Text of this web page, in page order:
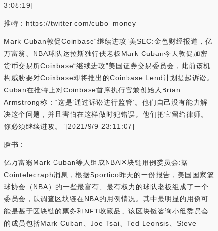
3:08:19]
推特：https://twitter.com/cubo_money
Mark Cuban敦促Coinbase“继续进攻”美SEC:金色财经报道，亿
万富翁、NBA球队达拉斯独行侠老板Mark Cuban今天敦促加密
货币交易所Coinbase“继续进攻”美国证券交易委员会，此前该机
构威胁要对Coinbase即将推出的Coinbase Lend计划提起诉讼。
Cuban在推特上对Coinbase首席执行官兼创始人Brian
Armstrong称：“这是’通过诉讼进行监管’。他们自己没有能力解
决这个问题，并且害怕在这样做时犯错误。他们把它留给律师。
你必须继续进攻。”[2021/9/9 23:11:07]
脸书：
亿万富翁Mark Cuban等人组成NBA区块链用例委员会:据
Cointelegraph消息，根据Sportico昨天的一份报告，美国国家篮
球协会（NBA）的一些最富有、最有权力的球队老板组成了一个
委员会，以调查区块链在NBA的用例情况。其中最明显的用例可
能是基于区块链的票务和NFT收藏品。该区块链咨询小组委员会
的成员包括Mark Cuban、Joe Tsai、Ted Leonsis、Steve